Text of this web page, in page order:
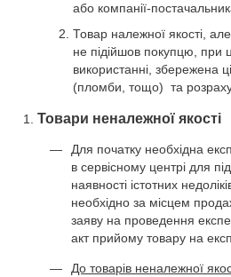
або компанії-
Товар належної якості,
не підійшов покупцю, при
використанні, збережена
(пломби, тощо) та
Товари неналежної якості
Для початку необхідна
в сервісному центрі для
наявності істотних
необхідно за місцем
заяву на проведення
акт прийому товару на
До товарів неналежної